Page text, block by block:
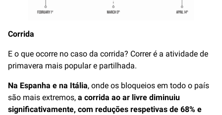
Corrida
E o que ocorre no caso da corrida? Correr é a atividade de
primavera mais popular e partilhada.
Na Espanha e na Itália, onde os bloqueios em todo o país
são mais extremos, a corrida ao ar livre diminuiu
significativamente, com reduções respetivas de 68% e